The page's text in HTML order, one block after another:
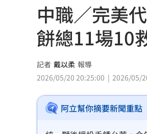
股災這8檔規模逆
爆掛表妹當小三！
半導體與綠能雙箭
華許9月升息？ING
老後離婚財產怎麼
中職／完美
餅總11場10
記者 戴以柔 報導
2026/05/20 20:25:00
2026/05/
阿立幫你摘要新聞重點